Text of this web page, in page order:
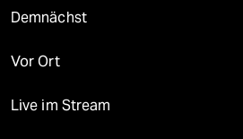
Demnächst
Vor Ort
Live im Stream